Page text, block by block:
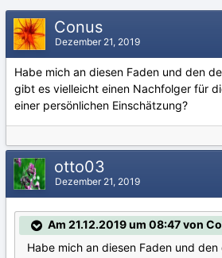
Conus
Dezember 21, 2019
Habe mich an diesen Faden und den
gibt es vielleicht einen Nachfolger für
einer persönlichen Einschätzung?
otto03
Dezember 21, 2019
Am 21.12.2019 um 08:47 von
Habe mich an diesen Faden und den